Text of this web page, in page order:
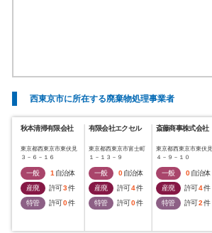
西東京市に所在する廃棄物処理事業者
秋本清掃有限会社
東京都西東京市東伏見
３－６－１６
一般 1 自治体
産廃
許可3件
特管
許可0件
有限会社エクセル
東京都西東京市富士町
１－１３－９
一般 0 自治体
産廃
許可4件
特管
許可0件
斎藤商事株式会社
東京都西東京市東伏見
４－９－１０
一般 0 自治体
産廃
許可4件
特管
許可2 件